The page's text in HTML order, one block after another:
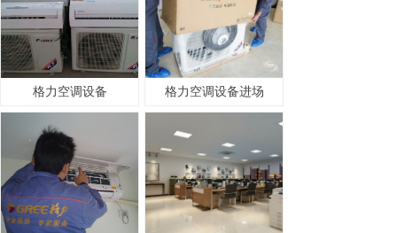
格力空调设备 格力空调设备进场